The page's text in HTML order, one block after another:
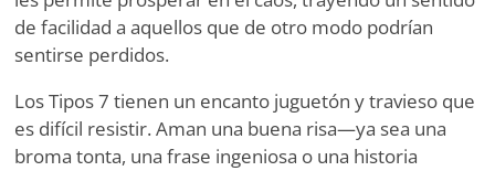
de facilidad a aquellos que de otro modo podrían
sentirse perdidos.
Los Tipos 7 tienen un encanto juguetón y travieso que
es difícil resistir. Aman una buena risa—ya sea una
broma tonta, una frase ingeniosa o una historia